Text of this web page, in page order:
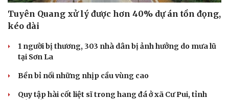
Tuyên Quang xử lý được hơn 40% dự án tồn đọng,
kéo dài
1 người bị thương, 303 nhà dân bị ảnh hưởng do mưa lũ
tại Sơn La
Bền bỉ nối những nhịp cầu vùng cao
Quy tập hài cốt liệt sĩ trong hang đá ở xã Cư Pui, tỉnh